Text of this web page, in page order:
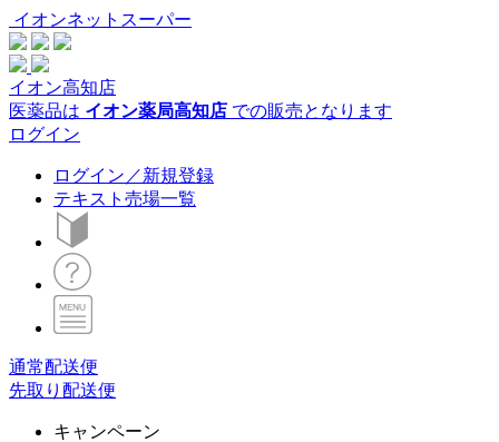
イオンネットスーパー
イオン高知店
医薬品は イオン薬局高知店 での販売となります
ログイン
ログイン／新規登録
テキスト売場一覧
通常配送便
先取り配送便
キャンペーン